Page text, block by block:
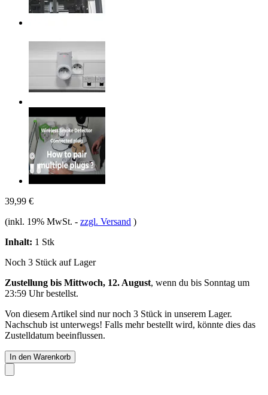
39,99 €
(inkl. 19% MwSt. - zzgl. Versand )
Inhalt: 1 Stk
Noch 3 Stück auf Lager
Zustellung bis Mittwoch, 12. August, wenn du bis Sonntag um
23:59 Uhrbestellst.
Von diesem Artikel sind nur noch 3 Stück in unserem Lager.
Nachschub ist unterwegs! Falls mehr bestellt wird, könnte dies das
Zustelldatum beeinflussen.
In den Warenkorb